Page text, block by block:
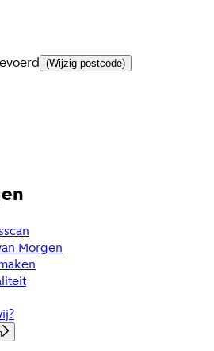
(Wijzig postcode)
Morgen